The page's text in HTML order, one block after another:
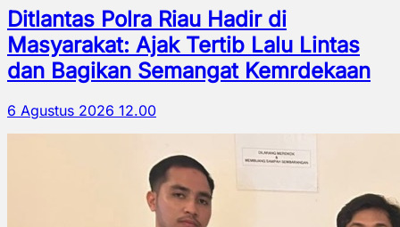
Ditlantas Polra Riau Hadir di
Masyarakat: Ajak Tertib Lalu Lintas
dan Bagikan Semangat Kemrdekaan
6 Agustus 2026 12.00